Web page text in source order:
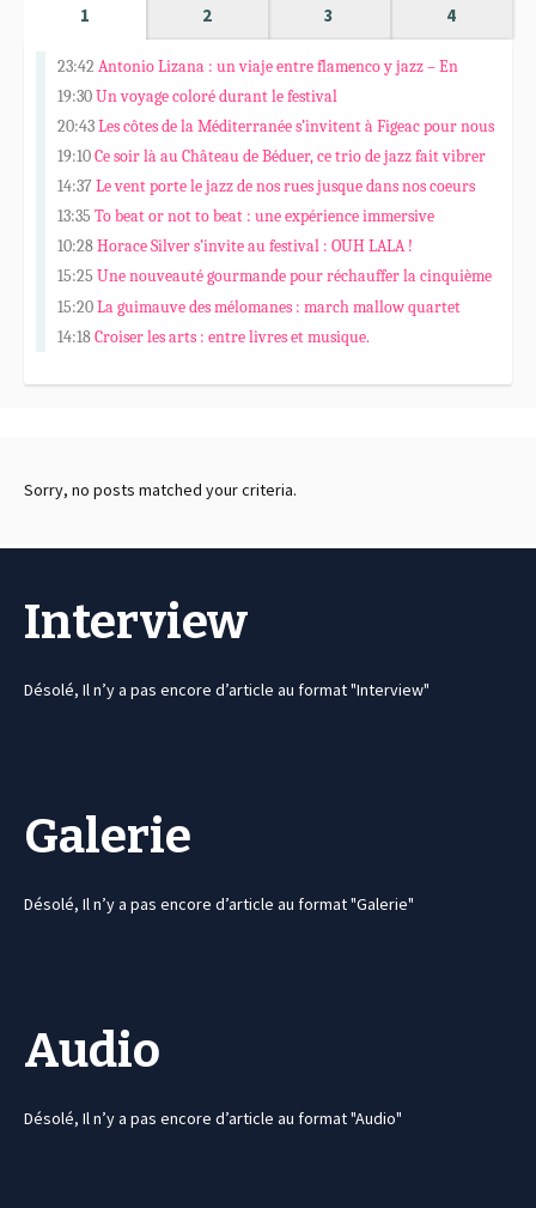
1 2 3 4
23:42 Antonio Lizana : un viaje entre flamenco y jazz – En
Español
19:30Un voyage coloré durant le festival
20:43Les côtes de la Méditerranée s’invitent à Figeac pour nous
faire vibrer.
19:10Ce soir là au Château de Béduer, ce trio de jazz fait vibrer
des pierres et des âmes…
14:37Le vent porte le jazz de nos rues jusque dans nos coeurs
13:35 To beat or not to beat : une expérience immersive
10:28Horace Silver s’invite au festival : OUH LALA !
15:25 Une nouveauté gourmande pour réchauffer la cinquième
édition de Fi’Jazz
15:20La guimauve des mélomanes : march mallow quartet
14:18Croiser les arts : entre livres et musique.
Sorry, no posts matched your criteria.
Interview
Désolé, Il n’y a pas encore d’article au format "Interview"
Galerie
Désolé, Il n’y a pas encore d’article au format "Galerie"
Audio
Désolé, Il n’y a pas encore d’article au format "Audio"